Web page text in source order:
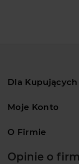
Dla Kupujących
Moje Konto
O Firmie
Opinie o